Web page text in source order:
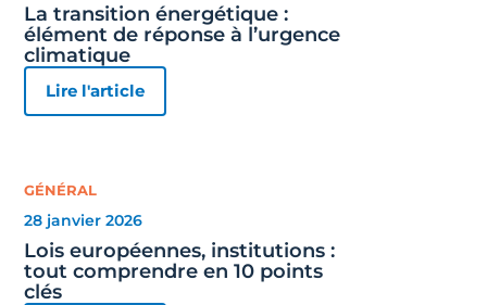
La transition énergétique :
élément de réponse à l’urgence
climatique
Lire l'article
GÉNÉRAL
28 janvier 2026
Lois européennes, institutions :
tout comprendre en 10 points
clés